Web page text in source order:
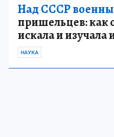
Над СССР
пришельцев: как
искала и
НАУКА